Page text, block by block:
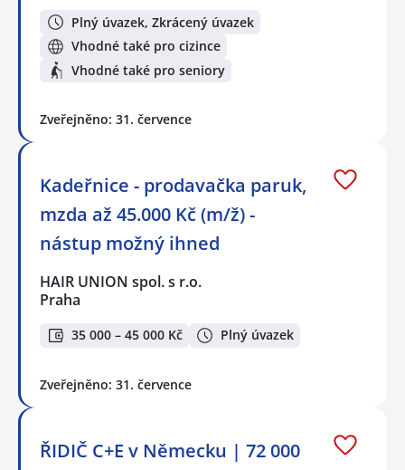
Plný úvazek, Zkrácený úvazek
Vhodné také pro cizince
Vhodné také pro seniory
Zveřejněno: 31. července
Kadeřnice - prodavačka paruk,
mzda až 45.000 Kč (m/ž) -
nástup možný ihned
HAIR UNION spol. s r.o.
Praha
35 000 – 45 000 Kč Plný úvazek
Zveřejněno: 31. července
ŘIDIČ C+E v Německu | 72 000